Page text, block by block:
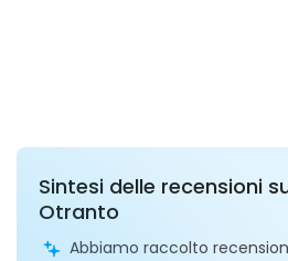
Sintesi delle recensioni
Otranto
Abbiamo raccolto